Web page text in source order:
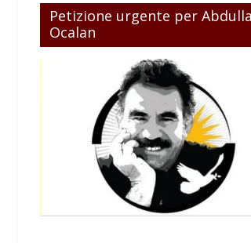
Petizione urgente per
Ocalan